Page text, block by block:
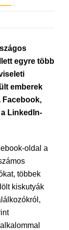
egyre több
emberek
Facebook,
LinkedIn-
oldal a
többek
kiskutyák